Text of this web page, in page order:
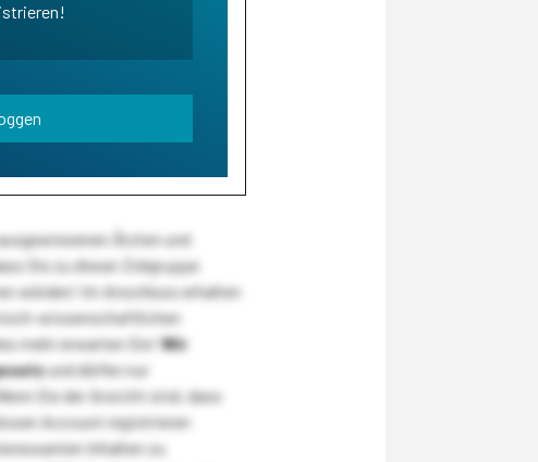
Ärzten und
Sie zu dieser Zielgruppe
würden! Im Anschluss erhalten
wissenschaftlichen
mehr erwarten Sie!Wir
und dürfen nur
Sie der Ansicht sind, dass
Account registrieren
Inhalten zu